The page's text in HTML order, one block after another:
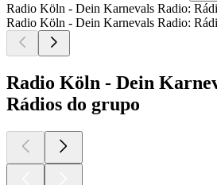
Radio Köln - Dein Karnevals Radio:
Radio Köln - Dein Karnevals Radio:
Radio Köln - Dein
Rádios do grupo